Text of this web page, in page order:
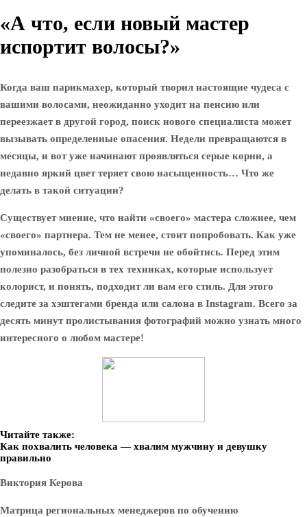
«А что, если новый мастер
испортит волосы?»
Когда ваш парикмахер, который творил настоящие чудеса с
вашими волосами, неожиданно уходит на пенсию или
переезжает в другой город, поиск нового специалиста может
вызывать определенные опасения. Недели превращаются в
месяцы, и вот уже начинают проявляться серые корни, а
недавно яркий цвет теряет свою насыщенность… Что же
делать в такой ситуации?
Существует мнение, что найти «своего» мастера сложнее, чем
«своего» партнера. Тем не менее, стоит попробовать. Как уже
упоминалось, без личной встречи не обойтись. Перед этим
полезно разобраться в тех техниках, которые использует
колорист, и понять, подходит ли вам его стиль. Для этого
следите за хэштегами бренда или салона в Instagram. Всего за
десять минут пролистывания фотографий можно узнать много
интересного о любом мастере!
Читайте также:
Как похвалить человека — хвалим мужчину и девушку
правильно
Виктория Керова
Матрица региональных менеджеров по обучению